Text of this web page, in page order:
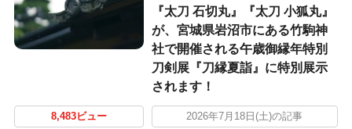
『太刀 石切丸』『太刀 小狐丸』
が、宮城県岩沼市にある竹駒神
社で開催される午歳御縁年特別
刀剣展『刀縁夏詣』に特別展示
されます！
8,483ビュー 2026年7月18日(土)の記事